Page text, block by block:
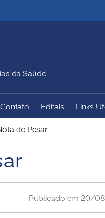
da Justiça e
da Educação
do Turismo
de Segurança
da Saúde
Contato Editais Links
de Pesar
Publicado em 20/